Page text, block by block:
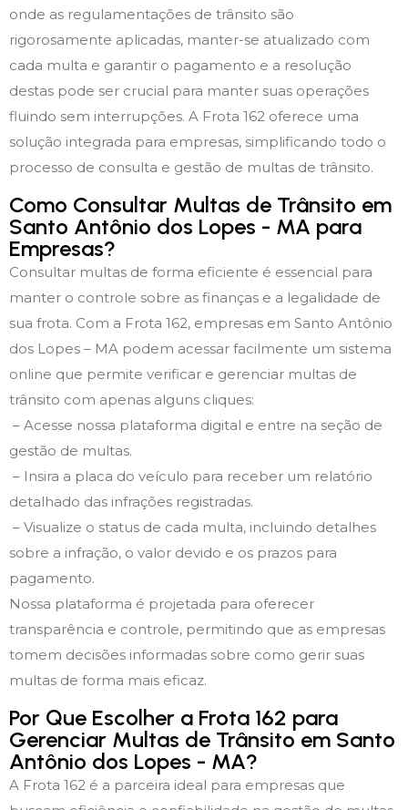
onde as regulamentações de trânsito são
rigorosamente aplicadas, manter-se atualizado com
cada multa e garantir o pagamento e a resolução
destas pode ser crucial para manter suas operações
fluindo sem interrupções. A Frota 162 oferece uma
solução integrada para empresas, simplificando todo o
processo de consulta e gestão de multas de trânsito.
Como Consultar Multas de Trânsito em
Santo Antônio dos Lopes - MA para
Empresas?
Consultar multas de forma eficiente é essencial para
manter o controle sobre as finanças e a legalidade de
sua frota. Com a Frota 162, empresas em Santo Antônio
dos Lopes – MA podem acessar facilmente um sistema
online que permite verificar e gerenciar multas de
trânsito com apenas alguns cliques:
– Acesse nossa plataforma digital e entre na seção de
gestão de multas.
– Insira a placa do veículo para receber um relatório
detalhado das infrações registradas.
– Visualize o status de cada multa, incluindo detalhes
sobre a infração, o valor devido e os prazos para
pagamento.
Nossa plataforma é projetada para oferecer
transparência e controle, permitindo que as empresas
tomem decisões informadas sobre como gerir suas
multas de forma mais eficaz.
Por Que Escolher a Frota 162 para
Gerenciar Multas de Trânsito em Santo
Antônio dos Lopes - MA?
A Frota 162 é a parceira ideal para empresas que